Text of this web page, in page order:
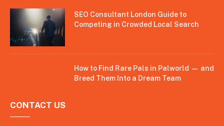
SEO Consultant London Guide to
Competing in Crowded Local Search
How to Find Rare Pals in Palworld — and
Breed Them Into a Dream Team
CONTACT US